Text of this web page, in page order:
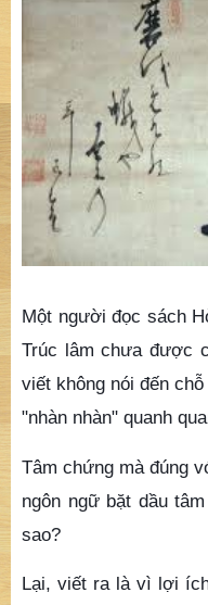
Một người đọc sách
Trúc lâm chưa được
viết không nói đến
"nhàn nhàn" quanh
Tâm chứng mà đúng
ngôn ngữ bặt dầu
sao?
Lại, viết ra là vì lợi